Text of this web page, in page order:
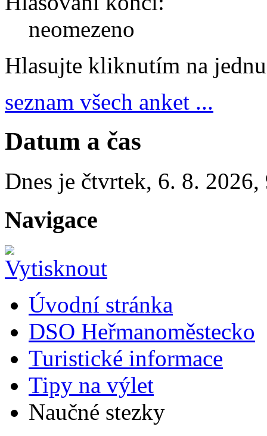
neomezeno
Hlasujte kliknutím na
seznam všech anket ...
Datum a čas
Dnes je čtvrtek, 6. 8. 2026,
Navigace
Úvodní stránka
DSO Heřmanoměstecko
Turistické informace
Tipy na výlet
Naučné stezky